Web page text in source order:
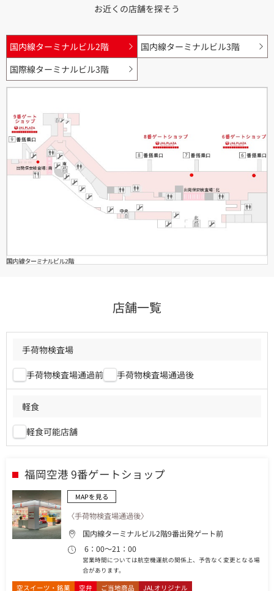
お近くの店舗を探そう
国内線ターミナルビル2階
国内線ターミナルビル3階
国際線ターミナルビル3階
店舗一覧
手荷物検査場
手荷物検査場通過前 手荷物検査場通過後
軽食
軽食可能店舗
福岡空港 9番ゲートショップ
MAPを見る
〈手荷物検査場通過後〉
国内線ターミナルビル2階9番出発ゲート前
6：00～21：00
営業時間については航空機運航の関係上、予告なく変更となる場
合があります。
空スイーツ・銘菓 空弁 ご当地商品 JALオリジナル